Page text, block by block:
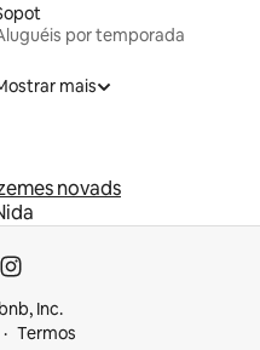
por temporada
mais
novads
Inc.
Termos